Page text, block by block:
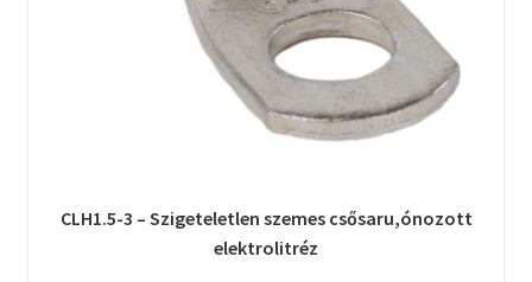
CLH1.5-3 – Szigeteletlen szemes csősaru,ónozott
elektrolitréz